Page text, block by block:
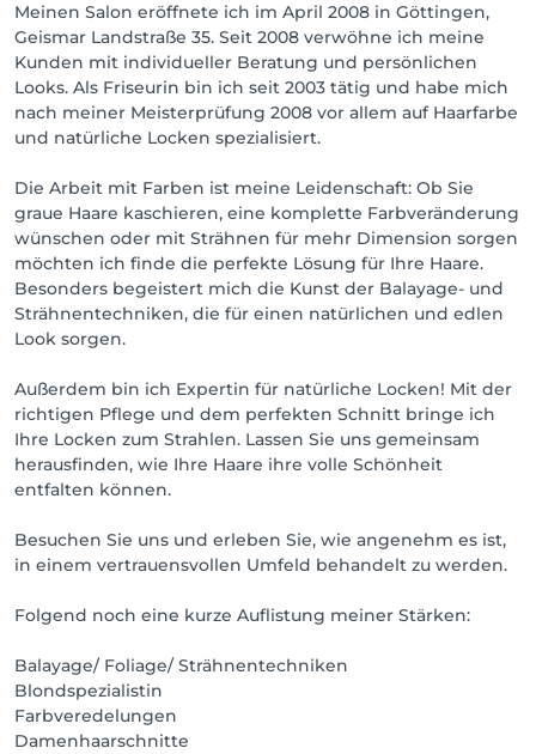
Meinen Salon eröffnete ich im April 2008 in Göttingen,
Geismar Landstraße 35. Seit 2008 verwöhne ich meine
Kunden mit individueller Beratung und persönlichen
Looks. Als Friseurin bin ich seit 2003 tätig und habe mich
nach meiner Meisterprüfung 2008 vor allem auf Haarfarbe
und natürliche Locken spezialisiert.
Die Arbeit mit Farben ist meine Leidenschaft: Ob Sie
graue Haare kaschieren, eine komplette Farbveränderung
wünschen oder mit Strähnen für mehr Dimension sorgen
möchten ich finde die perfekte Lösung für Ihre Haare.
Besonders begeistert mich die Kunst der Balayage- und
Strähnentechniken, die für einen natürlichen und edlen
Look sorgen.
Außerdem bin ich Expertin für natürliche Locken! Mit der
richtigen Pflege und dem perfekten Schnitt bringe ich
Ihre Locken zum Strahlen. Lassen Sie uns gemeinsam
herausfinden, wie Ihre Haare ihre volle Schönheit
entfalten können.
Besuchen Sie uns und erleben Sie, wie angenehm es ist,
in einem vertrauensvollen Umfeld behandelt zu werden.
Folgend noch eine kurze Auflistung meiner Stärken:
Balayage/ Foliage/ Strähnentechniken
Blondspezialistin
Farbveredelungen
Damenhaarschnitte